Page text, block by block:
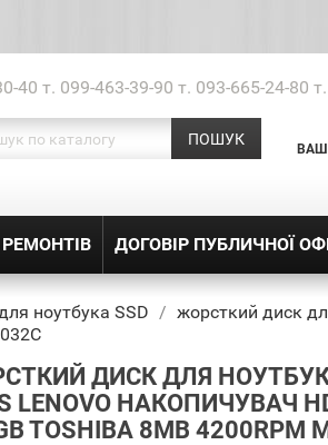
40 т. 099-463-39-90 т. 093-665-24-80
ВАШ
ПОШУК
ДОГОВІР ПУБЛИЧНОЇ
ноутбука SSD
жорсткий диск
ДИСК ДЛЯ НОУТБУКА
LENOVO НАКОПИЧУВАЧ
TOSHIBA 8MB 4200RPM